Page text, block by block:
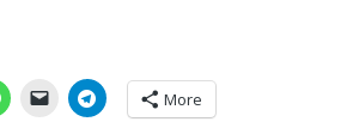
More